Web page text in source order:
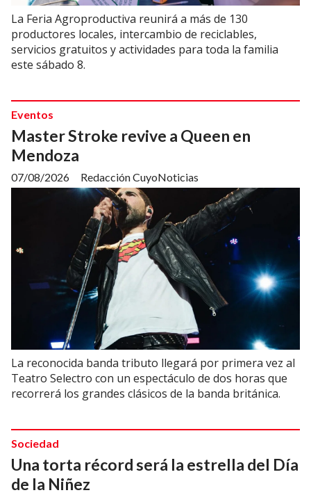
La Feria Agroproductiva reunirá a más de 130
productores locales, intercambio de reciclables,
servicios gratuitos y actividades para toda la familia
este sábado 8.
Master Stroke revive a Queen en
Mendoza
Redacción CuyoNoticias
Eventos
07/08/2026
La reconocida banda tributo llegará por primera vez al
Teatro Selectro con un espectáculo de dos horas que
recorrerá los grandes clásicos de la banda británica.
Una torta récord será la estrella del Día
de la Niñez
Sociedad